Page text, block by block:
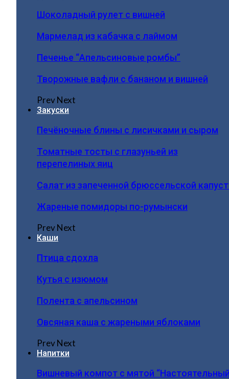
Шоколадный рулет с вишней
Мармелад из кабачка с лаймом
Печенье “Апельсиновые ромбы”
Творожные вафли с бананом и вишней
PrevNext
Закуски
Печёночные блины с лисичками и сыром
Томатные тосты с глазуньей из
перепелиных яиц
Салат из запеченной брюссельской
Жареные помидоры по-румынски
PrevNext
Каши
Птица сдохла
Кутья с изюмом
Полента с апельсином
Овсяная каша с жареными яблоками
PrevNext
Напитки
Вишневый компот с мятой